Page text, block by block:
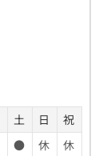
土 日
祝
● 休
休